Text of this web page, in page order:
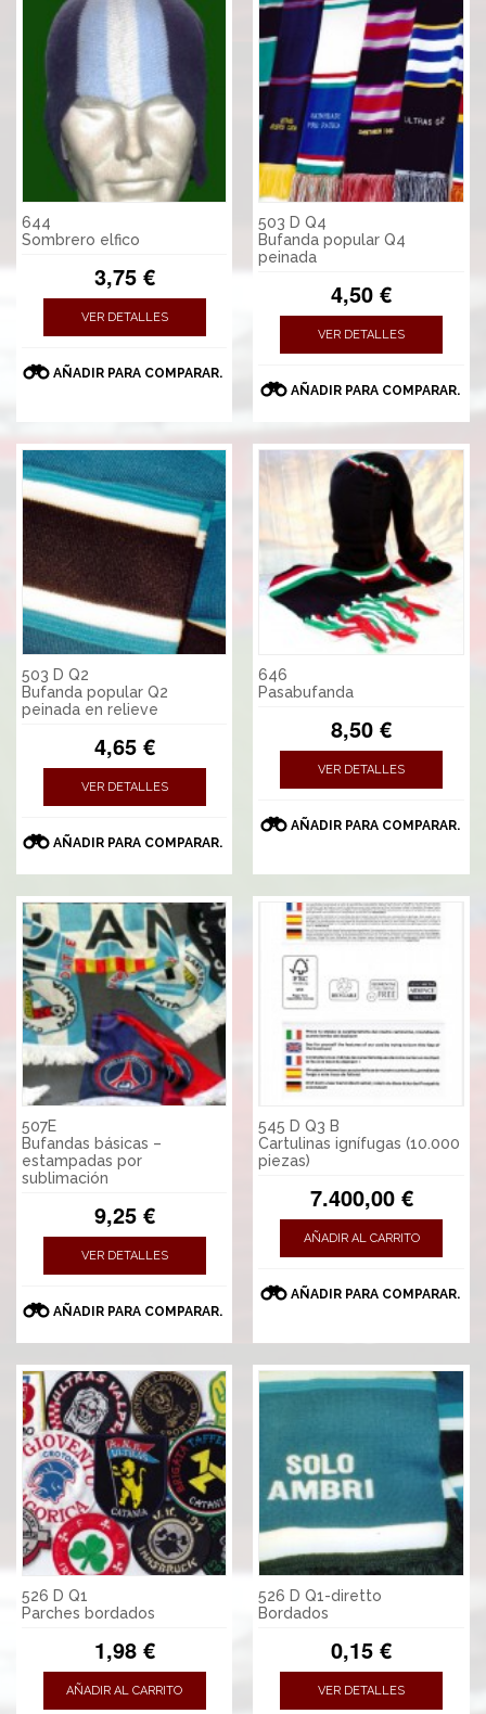
644
Sombrero elfico
3,75 €
VER DETALLES
AÑADIR PARA COMPARAR.
503 D Q4
Bufanda popular Q4
peinada
4,50 €
VER DETALLES
AÑADIR PARA COMPARAR.
503 D Q2
Bufanda popular Q2
peinada en relieve
4,65 €
VER DETALLES
AÑADIR PARA COMPARAR.
646
Pasabufanda
8,50 €
VER DETALLES
AÑADIR PARA COMPARAR.
507E
Bufandas básicas –
estampadas por
sublimación
9,25 €
VER DETALLES
AÑADIR PARA COMPARAR.
545 D Q3 B
Cartulinas ignífugas (10.000
piezas)
7.400,00 €
AÑADIR AL CARRITO
AÑADIR PARA COMPARAR.
526 D Q1
Parches bordados
1,98 €
AÑADIR AL CARRITO
526 D Q1-diretto
Bordados
0,15 €
VER DETALLES